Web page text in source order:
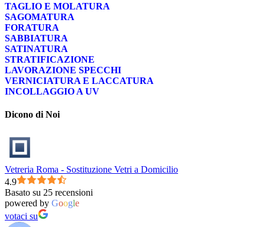
TAGLIO E MOLATURA
SAGOMATURA
FORATURA
SABBIATURA
SATINATURA
STRATIFICAZIONE
LAVORAZIONE SPECCHI
VERNICIATURA E LACCATURA
INCOLLAGGIO A UV
Dicono di Noi
Vetreria Roma - Sostituzione Vetri a Domicilio
4.9
Basato su 25 recensioni
powered by Google
votaci su